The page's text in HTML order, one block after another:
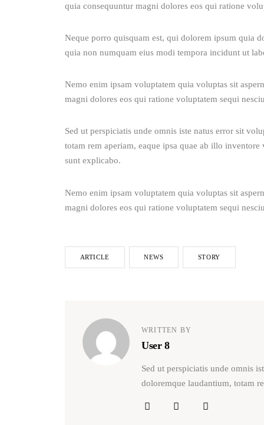
quia consequuntur magni dolores eos qui ratione
Neque porro quisquam est, qui dolorem ipsum quia
quia non numquam eius modi tempora incidunt ut
Nemo enim ipsam voluptatem quia voluptas sit
magni dolores eos qui ratione voluptatem sequi
Sed ut perspiciatis unde omnis iste natus error sit
totam rem aperiam, eaque ipsa quae ab illo
sunt explicabo.
Nemo enim ipsam voluptatem quia voluptas sit
magni dolores eos qui ratione voluptatem sequi
ARTICLE NEWS STORY
WRITTEN BY
User 8
Sed ut perspiciatis unde omnis
doloremque laudantium, totam